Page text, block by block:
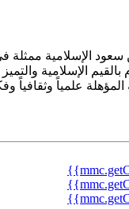
بالقيم الإسلامية
علمياً وثقافياً